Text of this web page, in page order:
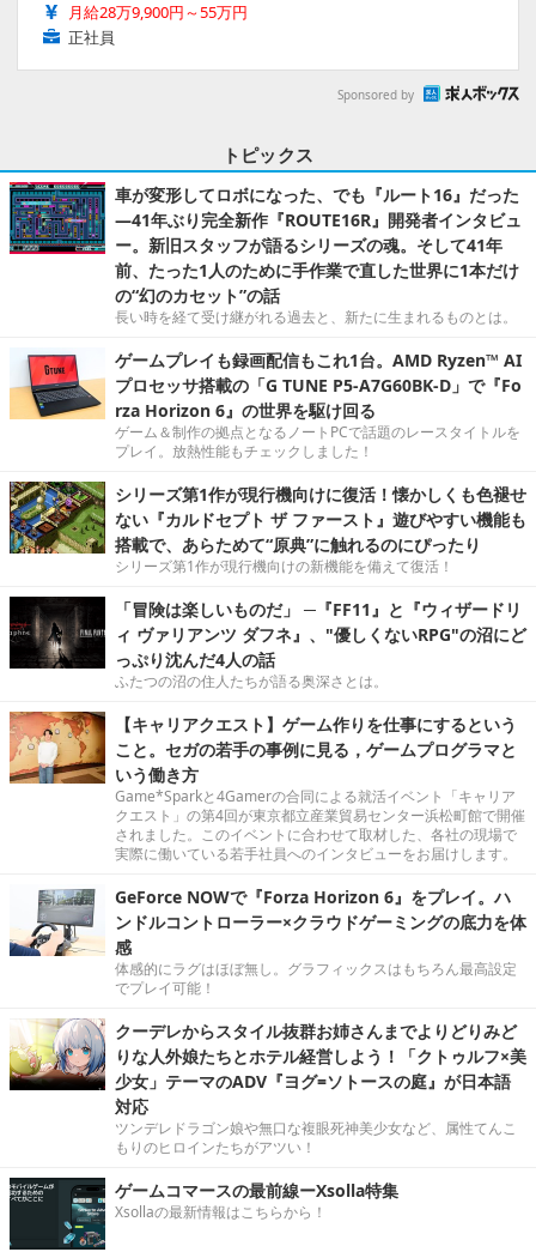
月給28万9,900円～55万円
正社員
Sponsored by
トピックス
車が変形してロボになった、でも『ルート16』だった
―41年ぶり完全新作『ROUTE16R』開発者インタビュ
ー。新旧スタッフが語るシリーズの魂。そして41年
前、たった1人のために手作業で直した世界に1本だけ
の“幻のカセット”の話
長い時を経て受け継がれる過去と、新たに生まれるものとは。
ゲームプレイも録画配信もこれ1台。AMD Ryzen™ AI
プロセッサ搭載の「G TUNE P5-A7G60BK-D」で『Fo
rza Horizon 6』の世界を駆け回る
ゲーム＆制作の拠点となるノートPCで話題のレースタイトルを
プレイ。放熱性能もチェックしました！
シリーズ第1作が現行機向けに復活！懐かしくも色褪せ
ない『カルドセプト ザ ファースト』遊びやすい機能も
搭載で、あらためて“原典”に触れるのにぴったり
シリーズ第1作が現行機向けの新機能を備えて復活！
「冒険は楽しいものだ」 ─『FF11』と『ウィザードリ
ィ ヴァリアンツ ダフネ』、"優しくないRPG"の沼にど
っぷり沈んだ4人の話
ふたつの沼の住人たちが語る奥深さとは。
【キャリアクエスト】ゲーム作りを仕事にするという
こと。セガの若手の事例に見る，ゲームプログラマと
いう働き方
Game*Sparkと4Gamerの合同による就活イベント「キャリア
クエスト」の第4回が東京都立産業貿易センター浜松町館で開催
されました。このイベントに合わせて取材した、各社の現場で
実際に働いている若手社員へのインタビューをお届けします。
GeForce NOWで『Forza Horizon 6』をプレイ。ハ
ンドルコントローラー×クラウドゲーミングの底力を体
感
体感的にラグはほぼ無し。グラフィックスはもちろん最高設定
でプレイ可能！
クーデレからスタイル抜群お姉さんまでよりどりみど
りな人外娘たちとホテル経営しよう！「クトゥルフ×美
少女」テーマのADV『ヨグ=ソトースの庭』が日本語
対応
ツンデレドラゴン娘や無口な複眼死神美少女など、属性てんこ
もりのヒロインたちがアツい！
ゲームコマースの最前線ーXsolla特集
Xsollaの最新情報はこちらから！